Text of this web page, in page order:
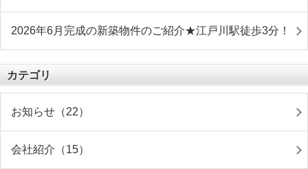
2026年6月完成の新築物件のご紹介★江戸川駅徒歩3分！
カテゴリ
お知らせ（22）
会社紹介（15）